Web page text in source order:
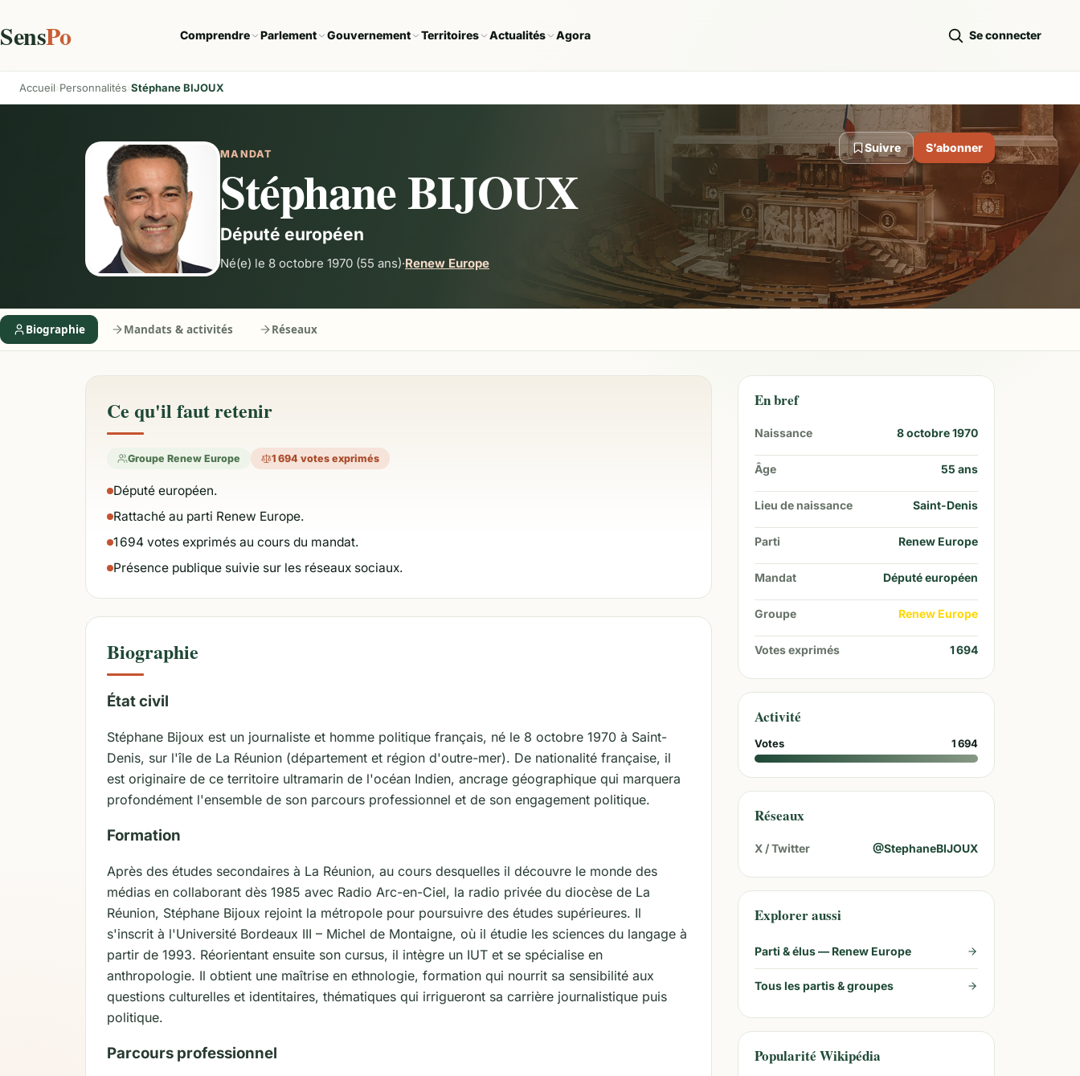
SensPo Comprendre Parlement Gouvernement Territoires Actualités Agora Se connecter
Accueil Personnalités Stéphane BIJOUX
MANDAT
Stéphane BIJOUX
Député européen
Né(e) le 8 octobre 1970 (55 ans)·Renew Europe
Suivre S’abonner
Biographie Mandats & activités Réseaux
Ce qu'il faut retenir
Groupe Renew Europe 1 694 votes exprimés
Député européen.
Rattaché au parti Renew Europe.
1 694 votes exprimés au cours du mandat.
Présence publique suivie sur les réseaux sociaux.
Biographie
État civil
Stéphane Bijoux est un journaliste et homme politique français, né le 8 octobre 1970 à Saint-
Denis, sur l'île de La Réunion (département et région d'outre-mer). De nationalité française, il
est originaire de ce territoire ultramarin de l'océan Indien, ancrage géographique qui marquera
profondément l'ensemble de son parcours professionnel et de son engagement politique.
Formation
Après des études secondaires à La Réunion, au cours desquelles il découvre le monde des
médias en collaborant dès 1985 avec Radio Arc-en-Ciel, la radio privée du diocèse de La
Réunion, Stéphane Bijoux rejoint la métropole pour poursuivre des études supérieures. Il
s'inscrit à l'Université Bordeaux III – Michel de Montaigne, où il étudie les sciences du langage à
partir de 1993. Réorientant ensuite son cursus, il intègre un IUT et se spécialise en
anthropologie. Il obtient une maîtrise en ethnologie, formation qui nourrit sa sensibilité aux
questions culturelles et identitaires, thématiques qui irrigueront sa carrière journalistique puis
politique.
Parcours professionnel
En bref
Naissance 8 octobre 1970
Âge 55 ans
Lieu de naissance Saint-Denis
Parti Renew Europe
Mandat Député européen
Groupe Renew Europe
Votes exprimés 1 694
Activité
Votes 1 694
Réseaux
X / Twitter @StephaneBIJOUX
Explorer aussi
Parti & élus — Renew Europe
Tous les partis & groupes
Popularité Wikipédia